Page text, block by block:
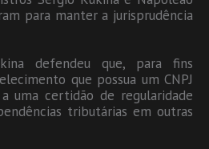
para manter a jurisprudência
defendeu que, para fins
que possua um CNPJ
uma certidão de regularidade
tributárias em outras